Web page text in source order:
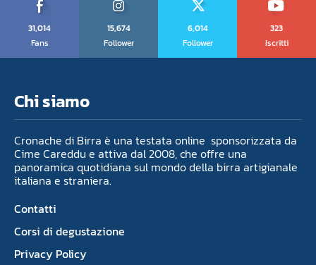
31,014
Fans
15,674
Follower
6,014
Follower
323
Iscritti
Chi siamo
Cronache di Birra è una testata online sponsorizzata da
Cime Careddu e attiva dal 2008, che offre una
panoramica quotidiana sul mondo della birra artigianale
italiana e straniera.
Contatti
Corsi di degustazione
Privacy Policy